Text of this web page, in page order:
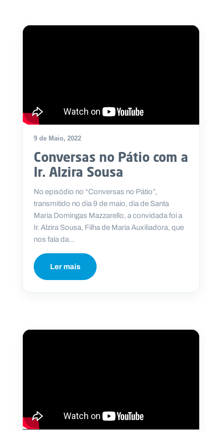
9 de Maio, 2022
Conversas no Pátio com a
Ir. Alzira Sousa
No episódio no “Conversas no Pátio”,
transmitido no dia 9 de maio, dia de Santa
Maria Domingas Mazzarello, a convidada foi a
Ir. Alzira Sousa, Filha de Maria Auxiliadora, que
nos fala da...
Ler mais